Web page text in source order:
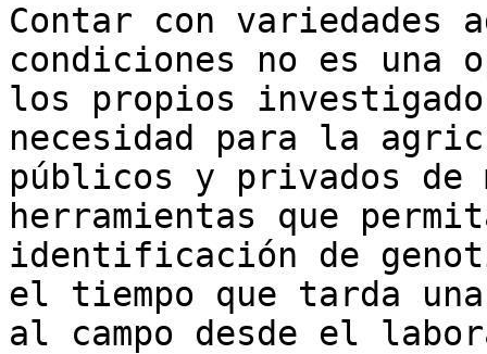
Contar con variedades
condiciones no es una
los propios
necesidad para la
públicos y privados de
herramientas que
identificación de
el tiempo que tarda
al campo desde el